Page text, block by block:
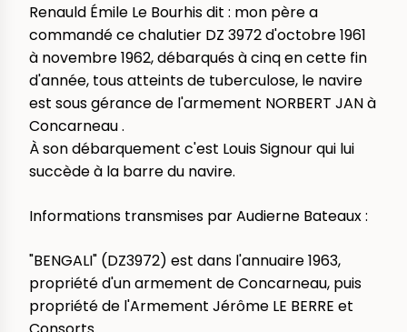
Renauld Émile Le Bourhis dit : mon père a
commandé ce chalutier DZ 3972 d'octobre 1961
à novembre 1962, débarqués à cinq en cette fin
d'année, tous atteints de tuberculose, le navire
est sous gérance de l'armement NORBERT JAN à
Concarneau .
À son débarquement c'est Louis Signour qui lui
succède à la barre du navire.
Informations transmises par Audierne Bateaux :
"BENGALI" (DZ3972) est dans l'annuaire 1963,
propriété d'un armement de Concarneau, puis
propriété de l'Armement Jérôme LE BERRE et